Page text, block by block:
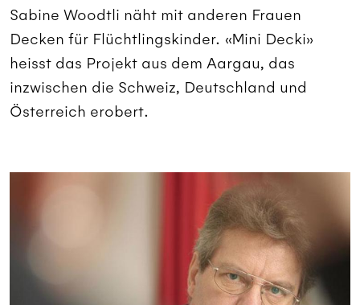
Sabine Woodtli näht mit anderen Frauen
Decken für Flüchtlingskinder. «Mini Decki»
heisst das Projekt aus dem Aargau, das
inzwischen die Schweiz, Deutschland und
Österreich erobert.